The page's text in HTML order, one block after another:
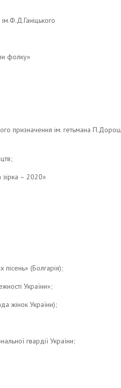
фолку»
призначення ім. гетьмана
– 2020»
(Болгарія);
України»;
жінок України);
гвардії України;